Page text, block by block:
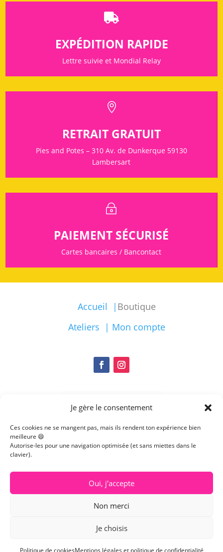
Je gère le consentement
Ces cookies ne se mangent pas, mais ils rendent ton expérience bien
meilleure 😄
Autorise-les pour une navigation optimisée (et sans miettes dans le
clavier).
Oui, j'accepte
Non merci
Je choisis
Politique de cookiesMentions légales et politique de confidentialité

EXPÉDITION RAPIDE
Lettre suivie et Mondial Relay

RETRAIT GRATUIT
Pies and Potes – 310 Av. de Dunkerque 59130
Lambersart
~
PAIEMENT SÉCURISÉ
Cartes bancaires / Bancontact
Accueil | Boutique
Ateliers | Mon compte
Conditions Générales de Vente | Droit de rétractation